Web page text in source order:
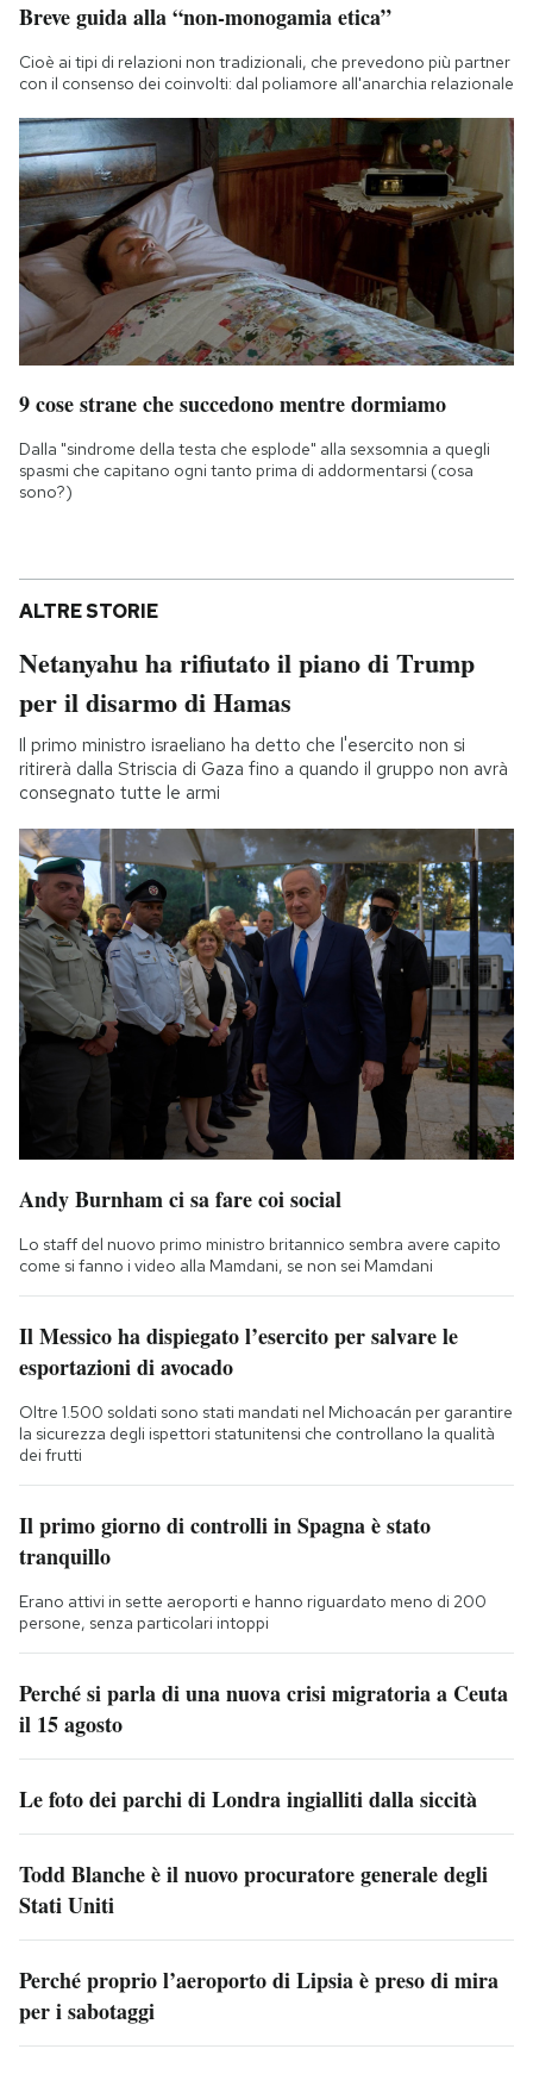
Breve guida alla “non-monogamia etica”
Cioè ai tipi di relazioni non tradizionali, che prevedono più partner
con il consenso dei coinvolti: dal poliamore all'anarchia relazionale
9 cose strane che succedono mentre dormiamo
Dalla "sindrome della testa che esplode" alla sexsomnia a quegli
spasmi che capitano ogni tanto prima di addormentarsi (cosa
sono?)
ALTRE STORIE
Netanyahu ha rifiutato il piano di Trump
per il disarmo di Hamas
Il primo ministro israeliano ha detto che l'esercito non si
ritirerà dalla Striscia di Gaza fino a quando il gruppo non avrà
consegnato tutte le armi
Andy Burnham ci sa fare coi social
Lo staff del nuovo primo ministro britannico sembra avere capito
come si fanno i video alla Mamdani, se non sei Mamdani
Il Messico ha dispiegato l’esercito per salvare le
esportazioni di avocado
Oltre 1.500 soldati sono stati mandati nel Michoacán per garantire
la sicurezza degli ispettori statunitensi che controllano la qualità
dei frutti
Il primo giorno di controlli in Spagna è stato
tranquillo
Erano attivi in sette aeroporti e hanno riguardato meno di 200
persone, senza particolari intoppi
Perché si parla di una nuova crisi migratoria a Ceuta
il 15 agosto
Le foto dei parchi di Londra ingialliti dalla siccità
Todd Blanche è il nuovo procuratore generale degli
Stati Uniti
Perché proprio l’aeroporto di Lipsia è preso di mira
per i sabotaggi